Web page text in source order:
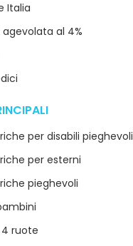
Italia
al 4%
per disabili pieghevoli
per esterni
pieghevoli
ruote